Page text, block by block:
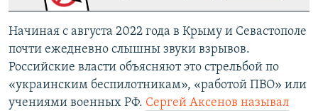
Начиная с августа 2022 года в Крыму и Севастополе
почти ежедневно слышны звуки взрывов.
Российские власти объясняют это стрельбой по
«украинским беспилотникам», «работой ПВО» или
учениями военных РФ. Сергей Аксенов называл